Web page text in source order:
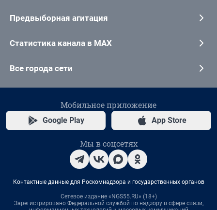
Предвыборная агитация
Статистика канала в MAX
Все города сети
Мобильное приложение
Google Play App Store
Мы в соцсетях
Контактные данные для Роскомнадзора и государственных органов
Сетевое издание «NGS55.RU» (18+)
Зарегистрировано Федеральной службой по надзору в сфере связи,